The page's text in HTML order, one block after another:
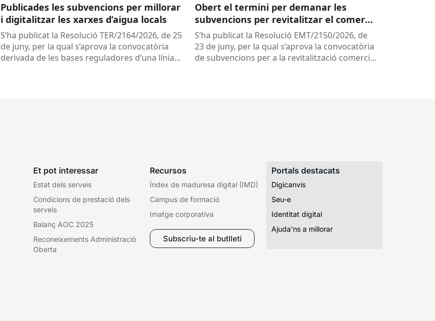
Publicades les subvencions per millorar
i digitalitzar les xarxes d’aigua locals
S’ha publicat la Resolució TER/2164/2026, de 25
de juny, per la qual s’aprova la convocatòria
derivada de les bases reguladores d’una línia
Obert el termini per demanar les
subvencions per revitalitzar el comerç
dels centres històrics i eixos comercials
de Catalunya
S’ha publicat la Resolució EMT/2150/2026, de
23 de juny, per la qual s’aprova la convocatòria
de subvencions per a la revitalització comercial
Et pot interessar
Estat dels serveis
Condicions de prestació dels
serveis
Balanç AOC 2025
Reconeixements Administració
Oberta
Recursos
Índex de maduresa digital (IMD)
Campus de formació
Imatge corporativa
Subscriu-te al butlletí
Portals destacats
Digicanvis
Seu-e
Identitat digital
Ajuda’ns a millorar